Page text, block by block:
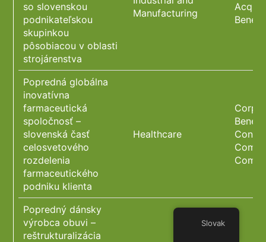
so slovenskou
podnikateľskou
skupinkou
pôsobiacou v oblasti
strojárenstva
Manufacturing
Popredná globálna
inovatívna
farmaceutická
spoločnosť –
slovenská časť
celosvetového
rozdelenia
farmaceutického
podniku klienta
Healthcare
Popredný dánsky
výrobca obuvi –
reštrukturalizácia
Slovak